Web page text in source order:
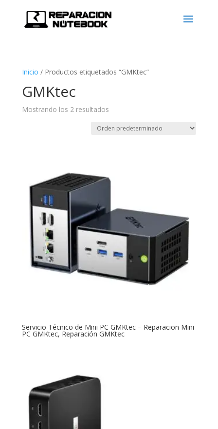
Inicio / Productos etiquetados “GMKtec”
GMKtec
Mostrando los 2 resultados
Servicio Técnico de Mini PC GMKtec – Reparacion Mini
PC GMKtec, Reparación GMKtec